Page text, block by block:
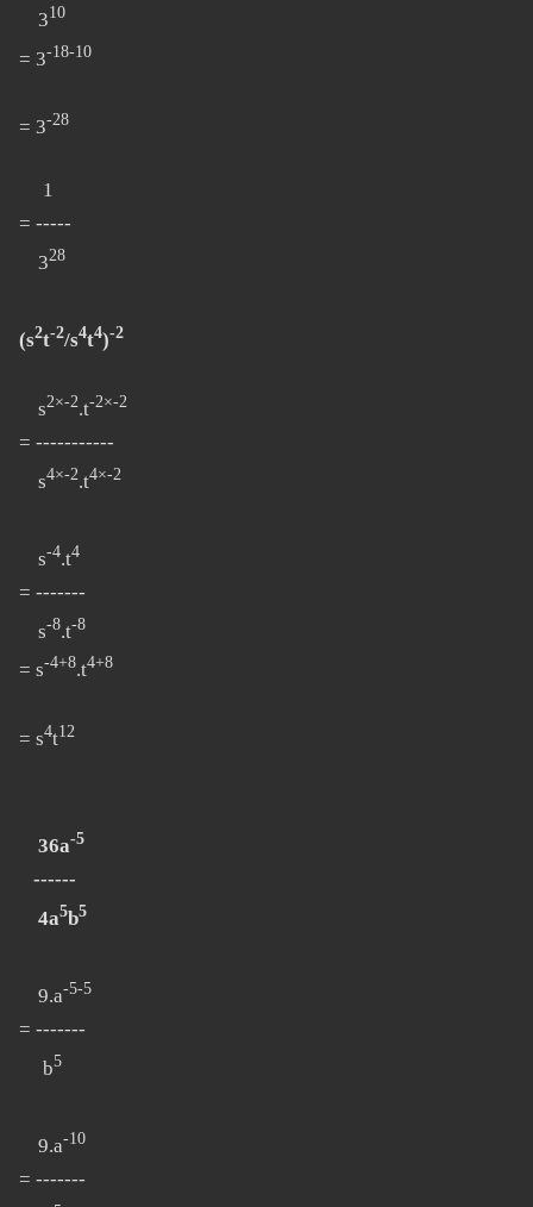
310
= 3-18-10
= 3-28
1
= -----
328
(s2t-2/s4t4)-2
s2×-2.t-2×-2
= -----------
s4×-2.t4×-2
s-4.t4
= -------
s-8.t-8
= s-4+8.t4+8
= s4t12
36a-5
------
4a5b5
9.a-5-5
= -------
b5
9.a-10
= -------